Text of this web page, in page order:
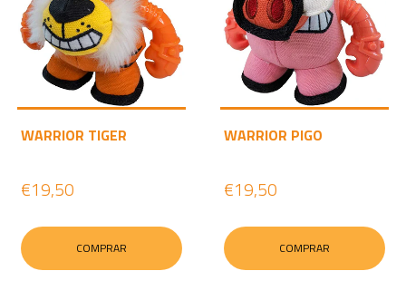
WARRIOR TIGER
€19,50
COMPRAR
WARRIOR PIGO
€19,50
COMPRAR